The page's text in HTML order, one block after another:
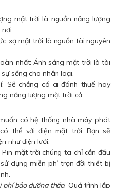
mặt trời là nguồn năng lượng
xạ mặt trời là nguồn tài nguyên
nhất: Ánh sáng mặt trời là tài
sống cho nhân loại.
Sẽ chẳng có ai đánh thuế hay
năng lượng mặt trời cả.
có hệ thống nhà máy phát
thể với điện mặt trời. Bạn sẽ
như điện lưới.
Pin mặt trời chúng ta chỉ cần đầu
dụng miễn phí trọn đời thiết bị
phí bảo dưỡng thấp: Quá trình lắp